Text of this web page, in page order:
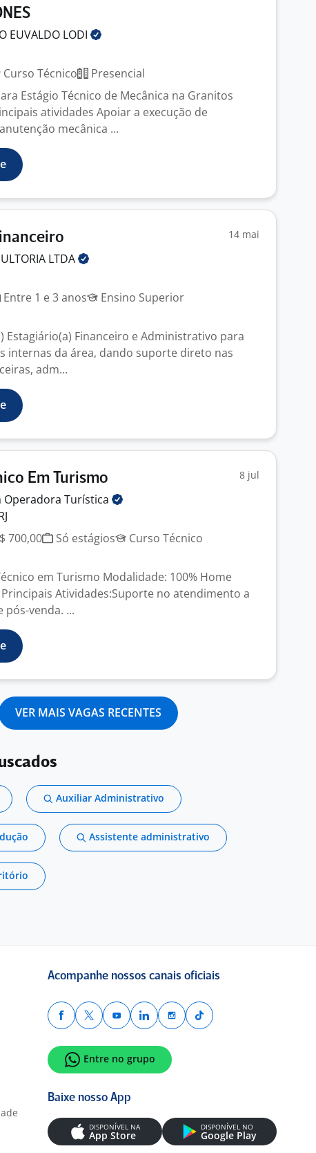
EUVALDO LODI
Curso Técnico
Presencial
Estágio Técnico de Mecânica na Granitos
atividades Apoiar a execução de
mecânica ...
14 mai
LTDA
Entre 1 e 3 anos
Ensino Superior
Estagiário(a) Financeiro e Administrativo para
internas da área, dando suporte direto nas
adm...
Em Turismo 8 jul
Operadora Turística
700,00
Só estágios
Curso Técnico
em Turismo Modalidade: 100% Home
Atividades:Suporte no atendimento a
pós-venda. ...
VER MAIS VAGAS RECENTES
Auxiliar Administrativo
Assistente administrativo
Acompanhe nossos canais oficiais
Entre no grupo
Baixe nosso App
DISPONÍVEL NA
App Store
DISPONÍVEL NO
Google Play